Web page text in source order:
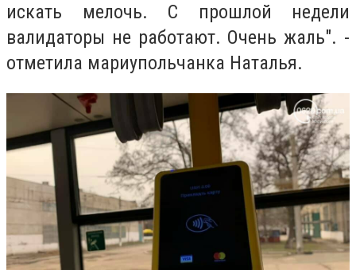
искать мелочь. С прошлой недели
валидаторы не работают. Очень жаль". -
отметила мариупольчанка Наталья.